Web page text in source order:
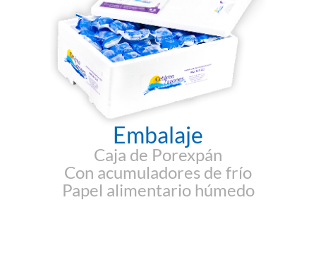
Embalaje
Caja de Porexpán
Con acumuladores de frío
Papel alimentario húmedo